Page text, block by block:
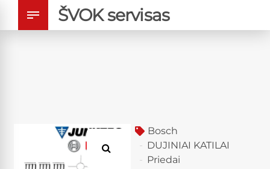
ŠVOK servisas
Bosch
DUJINIAI KATILAI
Priedai